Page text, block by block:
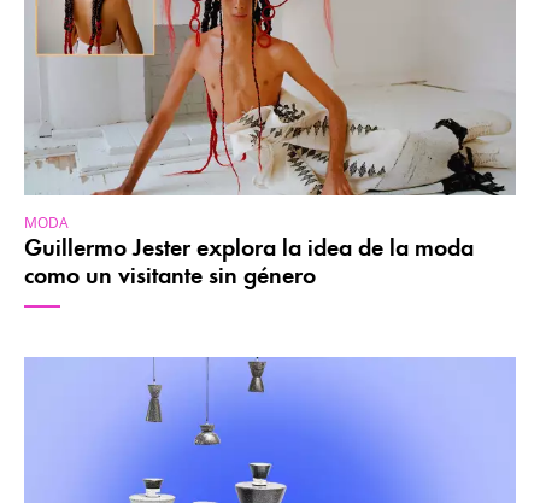
MODA
Guillermo Jester explora la idea de la moda
como un visitante sin género